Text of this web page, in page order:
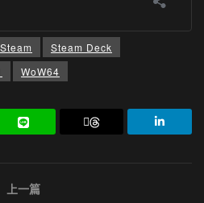
Steam
Steam Deck
WoW64
上一篇